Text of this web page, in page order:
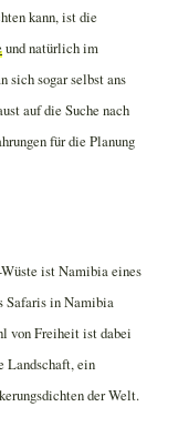
kann, ist die
und natürlich im
sich sogar selbst ans
auf die Suche nach
für die Planung
ist Namibia eines
Safaris in Namibia
von Freiheit ist dabei
Landschaft, ein
der Welt.